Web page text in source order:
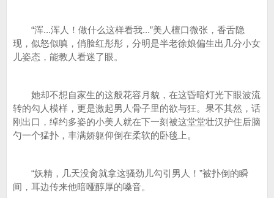
“浑...浑人！做什么这样看我...”美人檀口微张，香舌隐
现，似怒似嗔，俏脸红彤彤，分明是半老徐娘偏生出几分小女
儿姿态，能教人看迷了眼。
她却不想自家生的这般花容月貌，在这昏暗灯光下眼波流
转的勾人模样，更是激起男人骨子里的欲与狂。果不其然，话
刚出口，绰约多姿的小美人就在下一刻被这堂堂壮汉护住后脑
勺一个猛扑，丰满娇躯仰倒在柔软的卧毯上。
“妖精，几天没肏就拿这骚劲儿勾引男人！”被扑倒的瞬
间，耳边传来他暗哑醇厚的嗓音。